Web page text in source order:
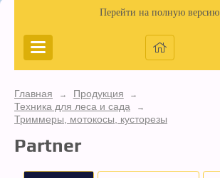
Перейти на полную версию
Главная → Продукция →
Техника для леса и сада →
Триммеры, мотокосы, кусторезы
Partner